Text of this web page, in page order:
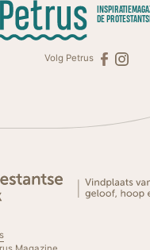
DE
Volg Petrus